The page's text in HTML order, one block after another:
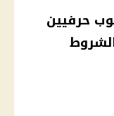
2025: مطلوب حرفيين